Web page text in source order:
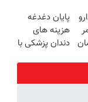
روزه ساخت!
پایان دغدغه
هزینه های
دندان پزشکی با